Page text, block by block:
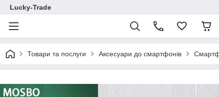
Lucky-Trade
Товари та послуги Аксесуари до смартфонів